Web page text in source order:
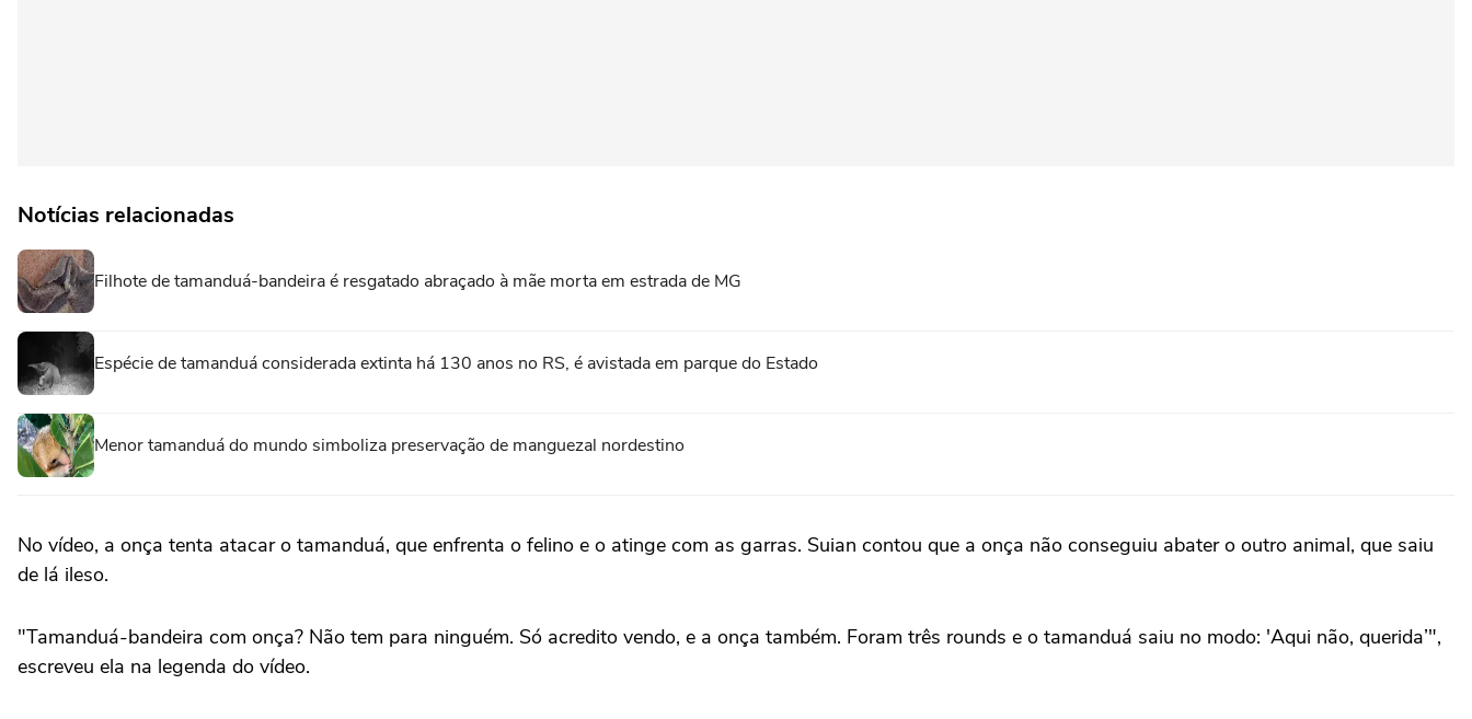
Notícias relacionadas
Filhote de tamanduá-bandeira é resgatado abraçado à mãe morta em estrada de MG
Espécie de tamanduá considerada extinta há 130 anos no RS, é avistada em parque do Estado
Menor tamanduá do mundo simboliza preservação de manguezal nordestino
No vídeo, a onça tenta atacar o tamanduá, que enfrenta o felino e o atinge com as garras. Suian contou que a onça não conseguiu abater o outro animal, que saiu
de lá ileso.
"Tamanduá-bandeira com onça? Não tem para ninguém. Só acredito vendo, e a onça também. Foram três rounds e o tamanduá saiu no modo: 'Aqui não, querida’",
escreveu ela na legenda do vídeo.